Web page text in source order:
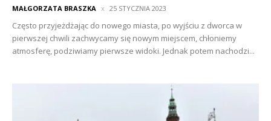
MAŁGORZATA BRASZKA 25 STYCZNIA 2023
Często przyjeżdżając do nowego miasta, po wyjściu z dworca w
pierwszej chwili zachwycamy się nowym miejscem, chłoniemy
atmosferę, podziwiamy pierwsze widoki. Jednak potem nachodzi...